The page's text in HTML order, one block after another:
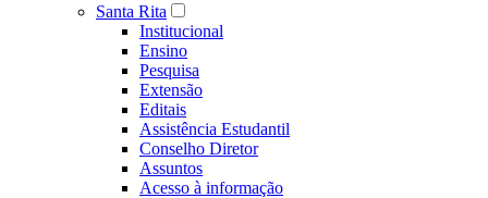
Santa Rita
Institucional
Ensino
Pesquisa
Extensão
Editais
Assistência Estudantil
Conselho Diretor
Assuntos
Acesso à informação